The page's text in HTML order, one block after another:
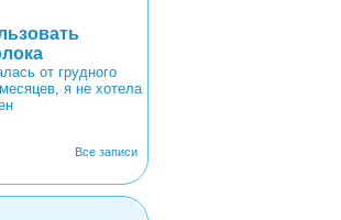
от грудного
я не хотела
Все записи